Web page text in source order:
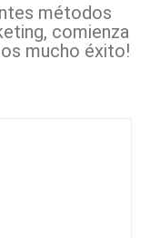
métodos
comienza
mucho éxito!